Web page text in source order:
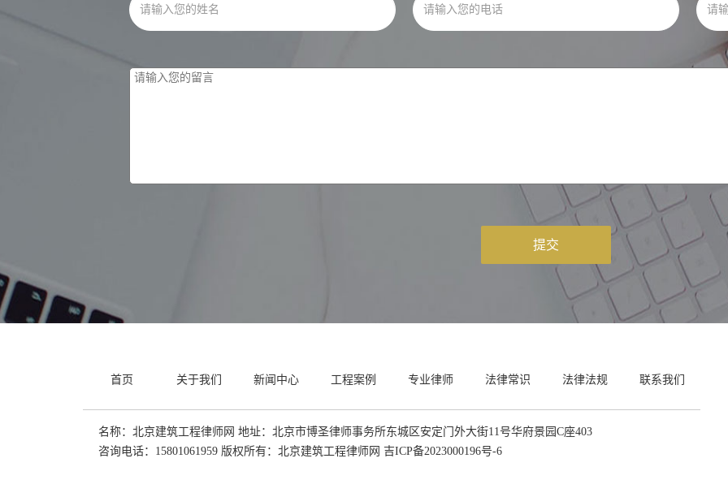
提交
首页 关于我们 新闻中心 工程案例 专业律师 法律常识 法律法规 联系我们
名称：北京建筑工程律师网 地址：北京市博圣律师事务所东城区安定门外大街11号华府景园C座403
咨询电话：15801061959 版权所有：北京建筑工程律师网 吉ICP备2023000196号-6